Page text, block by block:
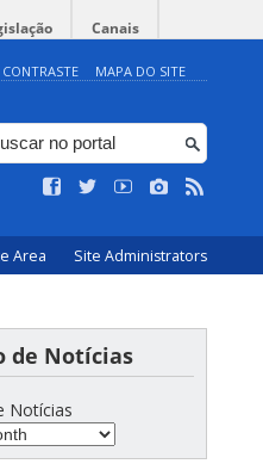
Canais
MAPA DO SITE
Area Site Administrators
de Notícias
Notícias